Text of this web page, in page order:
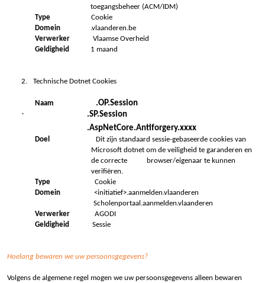
toegangsbeheer (ACM/IDM)
Type Cookie
Domein
.vlaanderen.be
Verwerker Vlaamse Overheid
Geldigheid
1 maand
2. Technische Dotnet Cookies
Naam .OP.Session
·
.SP.Session
.AspNetCore.Antiforgery.xxxx
Doel
Dit zijn standaard sessie-gebaseerde cookies van
Microsoft dotnet om de veiligheid te garanderen en
de correcte browser/eigenaar te kunnen
verifiëren.
TypeCookie
Domein<initiatief>.aanmelden.vlaanderen
Scholenportaal.aanmelden.vlaanderen
VerwerkerAGODI
GeldigheidSessie
Hoelang bewaren we uw persoonsgegevens?
Volgens de algemene regel mogen we uw persoonsgegevens alleen bewaren